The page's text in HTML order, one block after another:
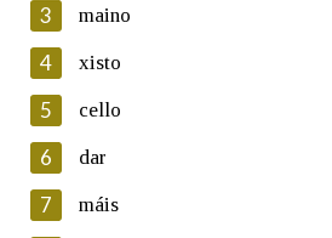
En cumprimento da normativa vixente en
Protección de Datos de Carácter Persoal,
Galega informa a aqueles usuarios que
electrónico, así como calquera outra
persoal, que estes datos serán obxecto
automatizado de carácter confidencial e
ficheiros informáticos. Así mesmo, os
seu dereito de acceso, rectificación,
seus datos poñéndose en contacto
3 maino
4 xisto
5 cello
6 dar
7 máis